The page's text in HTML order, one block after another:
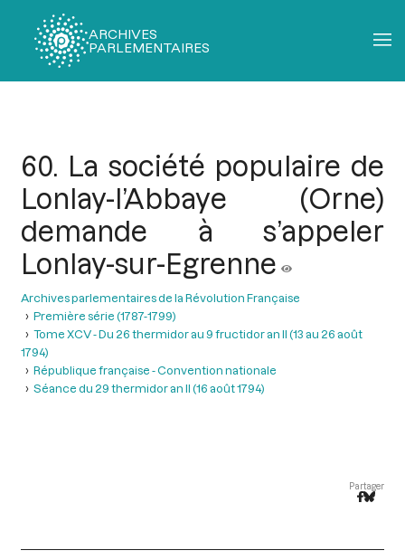
ARCHIVES
PARLEMENTAIRES
60. La société populaire de
Lonlay-l’Abbaye (Orne)
demande à s’appeler
Lonlay-sur-Egrenne
Archives parlementaires de la Révolution Française
Première série (1787-1799)
Tome XCV - Du 26 thermidor au 9 fructidor an II (13 au 26 août
1794)
République française - Convention nationale
Séance du 29 thermidor an II (16 août 1794)
Partager